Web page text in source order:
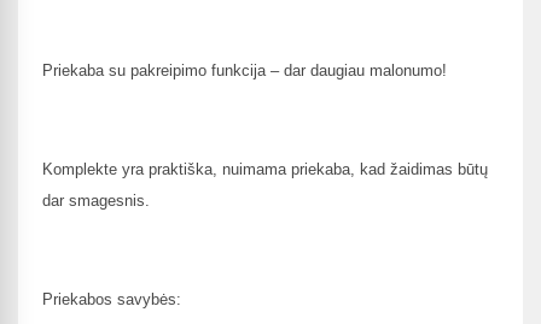
Priekaba su pakreipimo funkcija – dar daugiau malonumo!
Komplekte yra praktiška, nuimama priekaba, kad žaidimas būtų
dar smagesnis.
Priekabos savybės: